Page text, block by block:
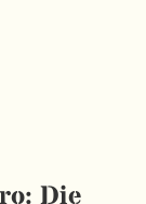
Die